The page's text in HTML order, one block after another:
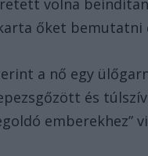
őket bemutatni
a nő egy
és
emberekhez”